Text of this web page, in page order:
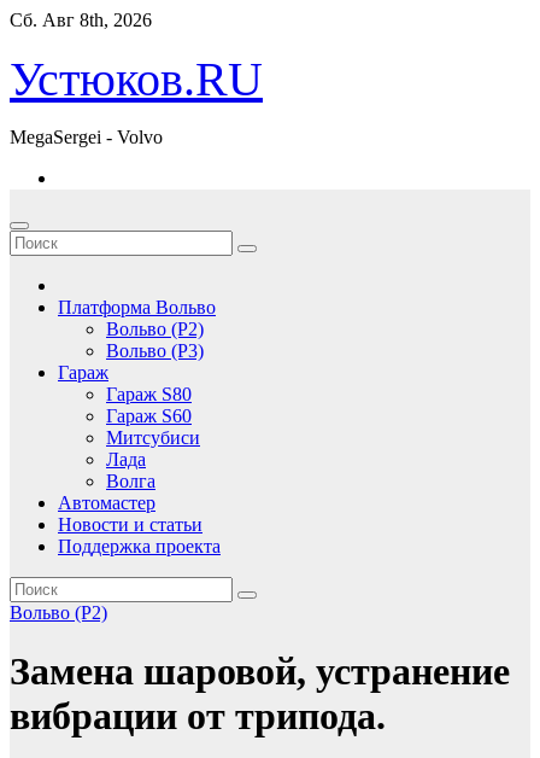
Перейти
содержимому
Сб. Авг 8th, 2026
Устюков.RU
MegaSergei - Volvo
Платформа Вольво
Вольво (P2)
Вольво (P3)
Гараж
Гараж S80
Гараж S60
Митсубиси
Лада
Волга
Автомастер
Новости и статьи
Поддержка проекта
Вольво (P2)
Замена шаровой, устранение
вибрации от трипода.